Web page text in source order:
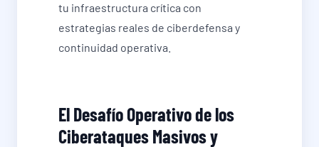
tu infraestructura crítica con
estrategias reales de ciberdefensa y
continuidad operativa.
El Desafío Operativo de los
Ciberataques Masivos y